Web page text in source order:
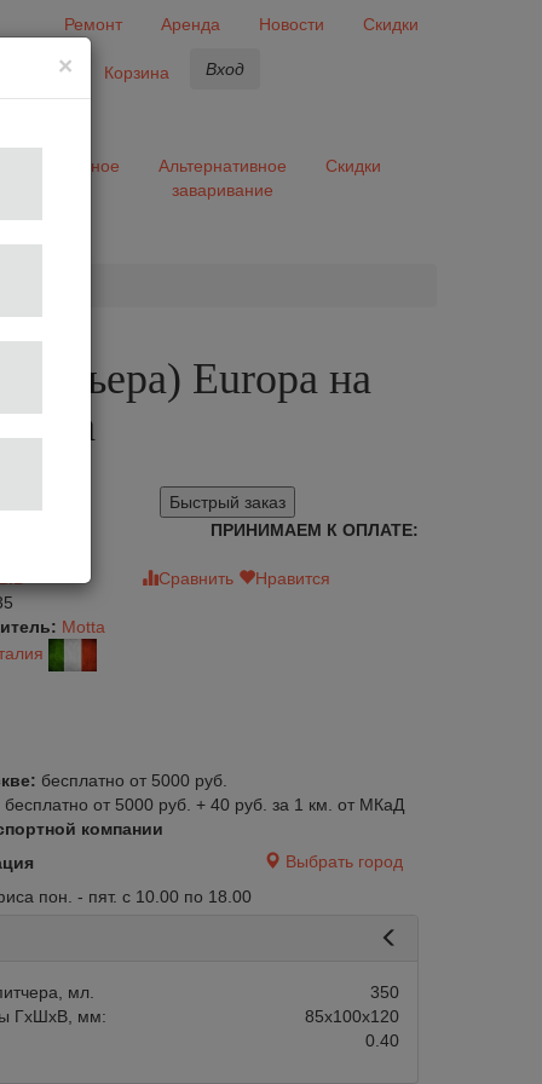
Ремонт Аренда Новости
Скидки
Корзина Вход
Разное
Альтернативное
заваривание
Скидки
(латьера) Europa на
Быстрый заказ
ПРИНИМАЕМ К ОПЛАТЕ:
Сравнить
Нравится
Motta
бесплатно от 5000 руб.
бесплатно от 5000 руб. + 40 руб. за 1 км. от МКаД
компании
Выбрать город
пон. - пят. с 10.00 по 18.00
мл.
350
ГхШхВ, мм:
85х100х120
0.40
×